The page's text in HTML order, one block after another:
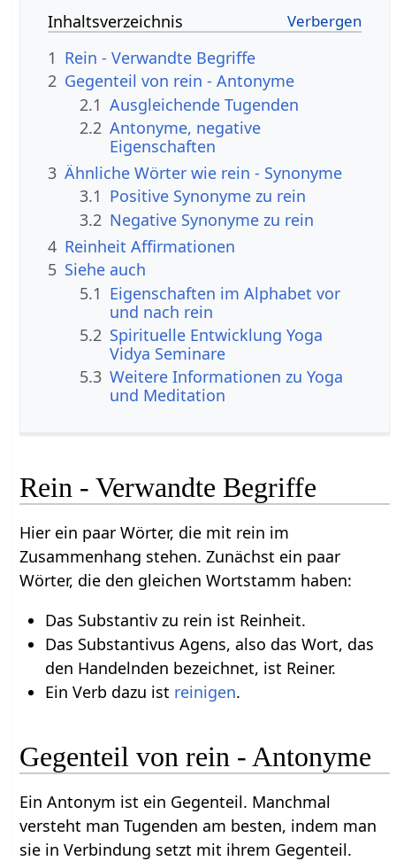
Inhaltsverzeichnis
1 Rein - Verwandte Begriffe
2 Gegenteil von rein - Antonyme
2.1 Ausgleichende Tugenden
2.2 Antonyme, negative
Eigenschaften
3 Ähnliche Wörter wie rein - Synonyme
3.1 Positive Synonyme zu rein
3.2 Negative Synonyme zu rein
4 Reinheit Affirmationen
5 Siehe auch
5.1 Eigenschaften im Alphabet vor
und nach rein
5.2 Spirituelle Entwicklung Yoga
Vidya Seminare
5.3 Weitere Informationen zu Yoga
und Meditation
Rein - Verwandte Begriffe
Hier ein paar Wörter, die mit rein im
Zusammenhang stehen. Zunächst ein paar
Wörter, die den gleichen Wortstamm haben:
Das Substantiv zu rein ist Reinheit.
Das Substantivus Agens, also das Wort, das
den Handelnden bezeichnet, ist Reiner.
Ein Verb dazu ist reinigen.
Gegenteil von rein - Antonyme
Ein Antonym ist ein Gegenteil. Manchmal
versteht man Tugenden am besten, indem man
sie in Verbindung setzt mit ihrem Gegenteil.